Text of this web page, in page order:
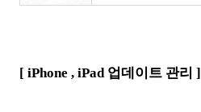
[ iPhone , iPad 업데이트 관리 ]